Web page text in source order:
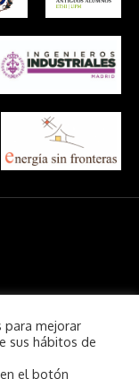
para mejorar
sus hábitos de
el botón